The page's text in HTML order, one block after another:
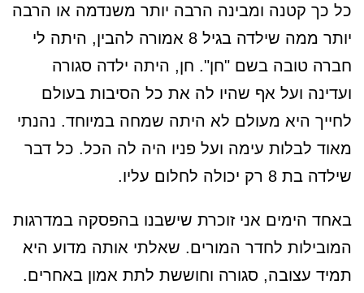
כל כך קטנה ומבינה הרבה יותר משנדמה או הרבה
יותר ממה שילדה בגיל 8 אמורה להבין, היתה לי
חברה טובה בשם "חן". חן, היתה ילדה סגורה
ועדינה ועל אף שהיו לה את כל הסיבות בעולם
לחייך היא מעולם לא היתה שמחה במיוחד. נהנתי
מאוד לבלות עימה ועל פניו היה לה הכל. כל דבר
שילדה בת 8 רק יכולה לחלום עליו.
באחד הימים אני זוכרת שישבנו בהפסקה במדרגות
המובילות לחדר המורים. שאלתי אותה מדוע היא
תמיד עצובה, סגורה וחוששת לתת אמון באחרים.